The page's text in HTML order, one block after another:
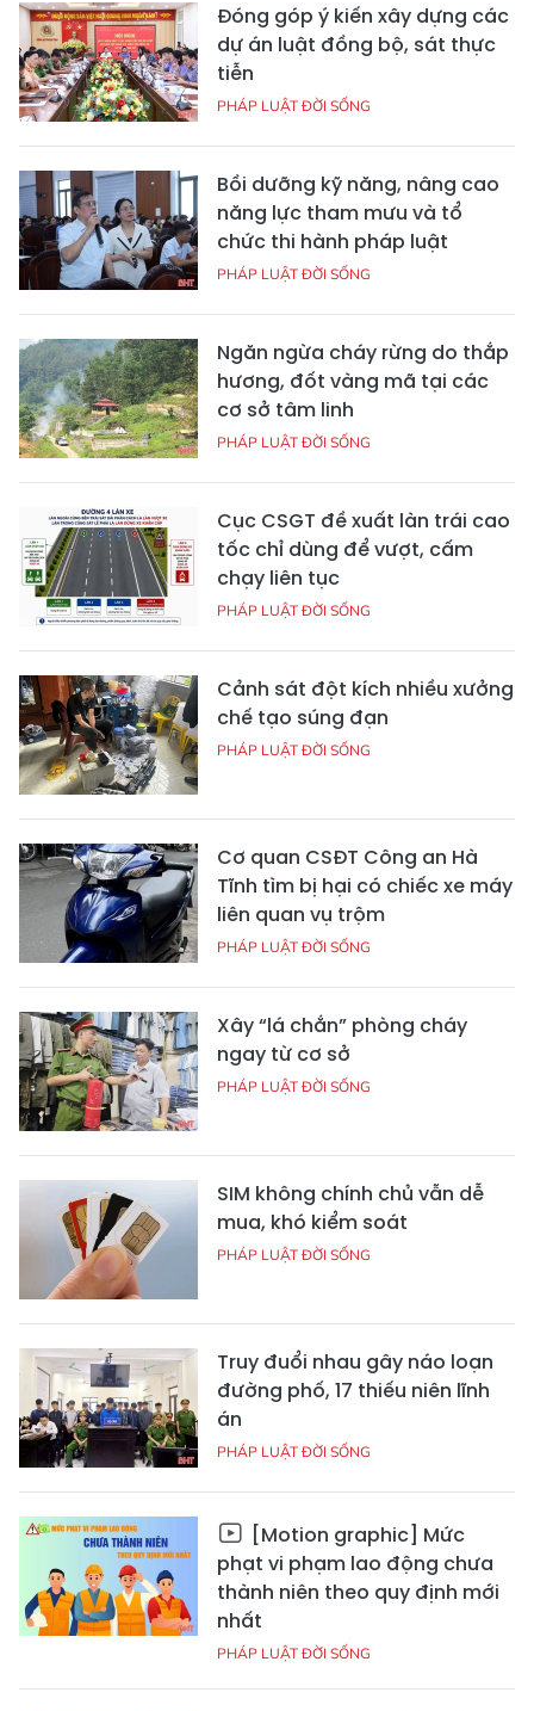
Đóng góp ý kiến xây dựng các
dự án luật đồng bộ, sát thực
tiễn
PHÁP LUẬT ĐỜI SỐNG
Bồi dưỡng kỹ năng, nâng cao
năng lực tham mưu và tổ
chức thi hành pháp luật
PHÁP LUẬT ĐỜI SỐNG
Ngăn ngừa cháy rừng do thắp
hương, đốt vàng mã tại các
cơ sở tâm linh
PHÁP LUẬT ĐỜI SỐNG
Cục CSGT đề xuất làn trái cao
tốc chỉ dùng để vượt, cấm
chạy liên tục
PHÁP LUẬT ĐỜI SỐNG
Cảnh sát đột kích nhiều xưởng
chế tạo súng đạn
PHÁP LUẬT ĐỜI SỐNG
Cơ quan CSĐT Công an Hà
Tĩnh tìm bị hại có chiếc xe máy
liên quan vụ trộm
PHÁP LUẬT ĐỜI SỐNG
Xây “lá chắn” phòng cháy
ngay từ cơ sở
PHÁP LUẬT ĐỜI SỐNG
SIM không chính chủ vẫn dễ
mua, khó kiểm soát
PHÁP LUẬT ĐỜI SỐNG
Truy đuổi nhau gây náo loạn
đường phố, 17 thiếu niên lĩnh
án
PHÁP LUẬT ĐỜI SỐNG
[Motion graphic] Mức
phạt vi phạm lao động chưa
thành niên theo quy định mới
nhất
PHÁP LUẬT ĐỜI SỐNG